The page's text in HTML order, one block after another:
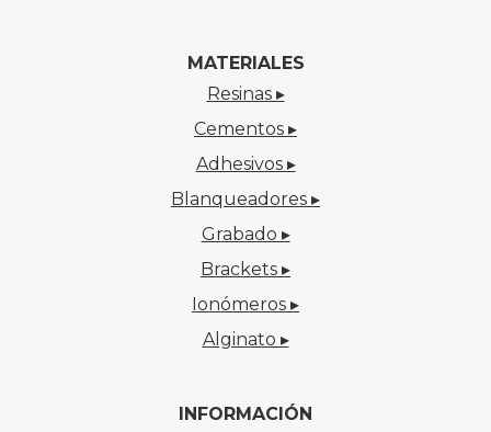
MATERIALES
Resinas ▸
Cementos ▸
Adhesivos ▸
Blanqueadores ▸
Grabado ▸
Brackets ▸
Ionómeros ▸
Alginato ▸
INFORMACIÓN